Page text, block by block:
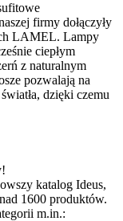
firmy dołączyły
LAMEL. Lampy
ciepłym
z naturalnym
pozwalają na
dzięki czemu
katalog Ideus,
1600 produktów.
m.in.: